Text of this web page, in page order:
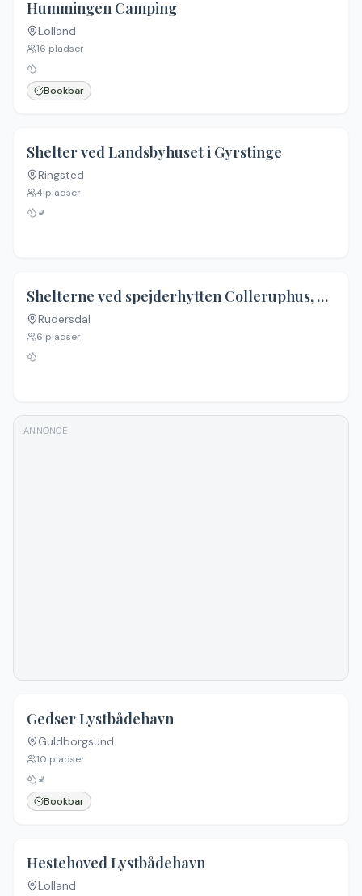
Hummingen Camping
Lolland
16 pladser
Bookbar
Ingen billeder
Shelter ved Landsbyhuset i Gyrstinge
Ringsted
4 pladser
🚽
Shelterne ved spejderhytten Colleruphus, Holte
Rudersdal
6 pladser
ANNONCE
Gedser Lystbådehavn
Guldborgsund
10 pladser
🚽
Bookbar
Hestehoved Lystbådehavn
Lolland